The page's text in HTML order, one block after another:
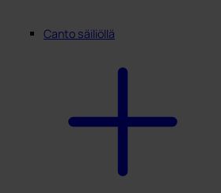
Canto säiliöllä